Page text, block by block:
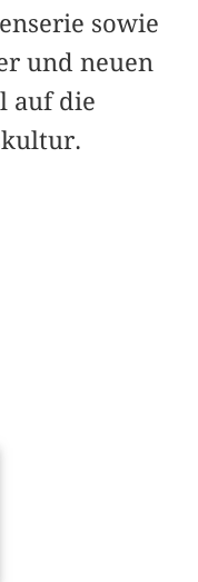
sowie
und neuen
auf die